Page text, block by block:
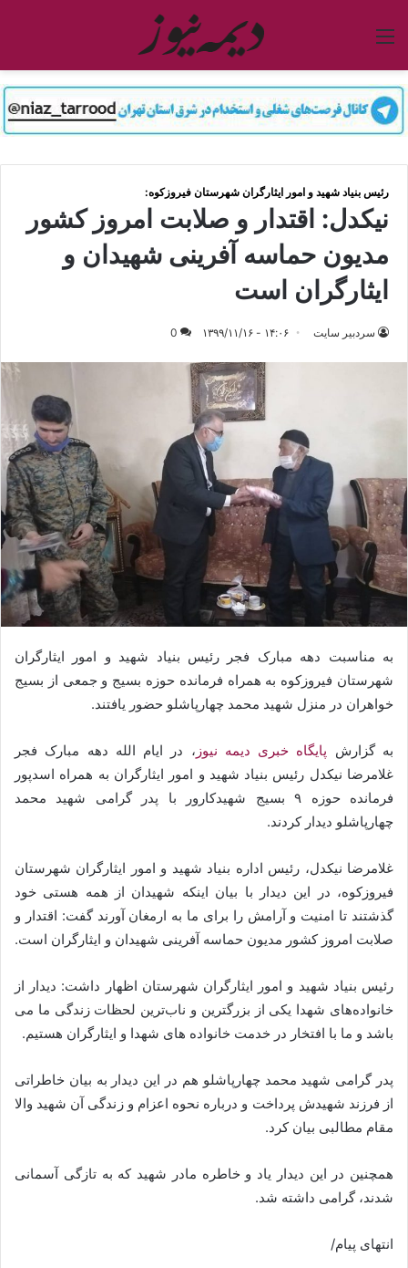
منو
رئیس بنیاد شهید و امور ایثارگران شهرستان فیروزکوه:
نیکدل: اقتدار و صلابت امروز کشور
مدیون حماسه آفرینی شهیدان و
ایثارگران است
سردبیر سایت ۱۴:۰۶ - ۱۳۹۹/۱۱/۱۶ 0
به مناسبت دهه مبارک فجر رئیس بنیاد شهید و امور ایثارگران
شهرستان فیروزکوه به همراه فرمانده حوزه بسیج و جمعی از بسیج
خواهران در منزل شهید محمد چهارپاشلو حضور یافتند.
به گزارش پایگاه خبری دیمه نیوز ، در ایام الله دهه مبارک فجر
غلامرضا نیکدل رئیس بنیاد شهید و امور ایثارگران به همراه اسدپور
فرمانده حوزه ۹ بسیج شهیدکارور با پدر گرامی شهید محمد
چهارپاشلو دیدار کردند.
غلامرضا نیکدل، رئیس اداره بنیاد شهید و امور ایثارگران شهرستان
فیروزکوه، در این دیدار با بیان اینکه شهیدان از همه هستی خود
گذشتند تا امنیت و آرامش را برای ما به ارمغان آورند گفت: اقتدار و
صلابت امروز کشور مدیون حماسه آفرینی شهیدان و ایثارگران است.
رئیس بنیاد شهید و امور ایثارگران شهرستان اظهار داشت: دیدار از
خانواده‌های شهدا یکی از بزرگترین و ناب‌ترین لحظات زندگی ما می
باشد و ما با افتخار در خدمت خانواده های شهدا و ایثارگران هستیم.
پدر گرامی شهید محمد چهارپاشلو هم در این دیدار به بیان خاطراتی
از فرزند شهیدش پرداخت و درباره نحوه اعزام و زندگی آن شهید والا
مقام مطالبی بیان کرد.
همچنین در این دیدار یاد و خاطره مادر شهید که به تازگی آسمانی
شدند، گرامی داشته شد.
انتهای پیام/